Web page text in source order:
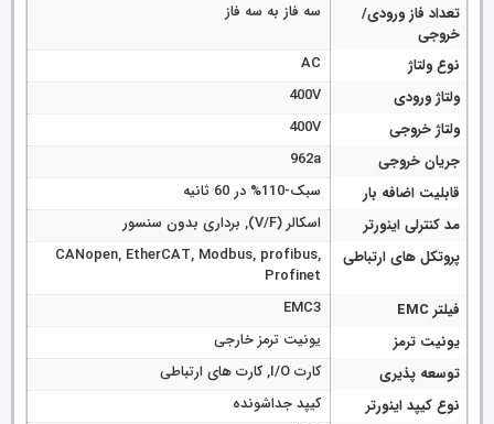
تعداد فاز ورودی/
خروجی
سه فاز به سه فاز
نوع ولتاژ
AC
ولتاژ ورودی
400V
ولتاژ خروجی
400V
جریان خروجی
962a
قابلیت اضافه بار
سبک-110% در 60 ثانیه
مد کنترلی اینورتر
اسکالر (V/F), برداری بدون سنسور
پروتکل های ارتباطی
CANopen, EtherCAT, Modbus, profibus,
Profinet
فیلتر EMC
EMC3
یونیت ترمز
یونیت ترمز خارجی
توسعه پذیری
کارت I/O, کارت های ارتباطی
نوع کیپد اینورتر
کیپد جداشونده